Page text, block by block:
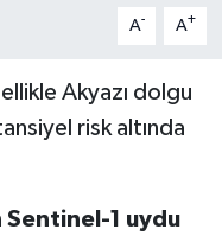
A- A+
Akyazı dolgu
risk altında
Sentinel-1 uydu